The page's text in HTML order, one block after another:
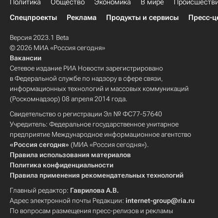
Армейские международные игры — 2021 (АрМИ-2021)
Протесты
северное сияние
Луна
Вегас Голден Найтс
Сент-Луис Блюз
Кара Делевинь
пандемия
Политика Общество Экономика В мире
Спецпроекты
Реклама Продукты и сервисы Пресс-
Версия 2023.1 Beta
© 2026 МИА «Россия сегодня»
Вакансии
Сетевое издание РИА Новости зарегистрировано
в Федеральной службе по надзору в сфере связи,
информационных технологий и массовых коммуникаций
(Роскомнадзор) 08 апреля 2014 года.
Свидетельство о регистрации Эл № ФС77-57640
Учредитель: Федеральное государственное унитарное
предприятие Международное информационное агентство
«Россия сегодня» (МИА «Россия сегодня»).
Правила использования материалов
Политика конфиденциальности
Правила применения рекомендательных технологий
Главный редактор: Гаврилова А.В.
Адрес электронной почты Редакции: internet-group@ria.ru
По вопросам размещения пресс-релизов и рекламы